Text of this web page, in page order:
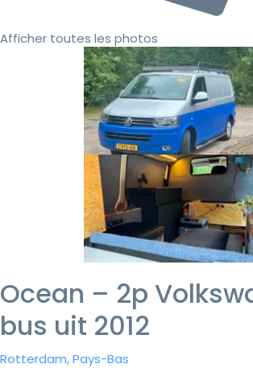
Afficher toutes les photos
Ocean – 2p
bus uit 2012
Rotterdam, Pays-Bas